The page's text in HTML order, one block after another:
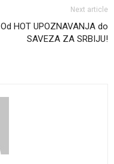
Next article
Od HOT UPOZNAVANJA do
SAVEZA ZA SRBIJU!